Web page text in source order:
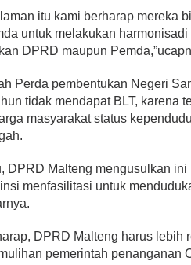
itu kami berharap mereka
untuk melakukan
DPRD maupun
Perda pembentukan Negeri
tidak mendapat BLT, karena
masyarakat status
DPRD Malteng mengusulkan
menfasilitasi untuk
DPRD Malteng harus lebih
pemerintah penanganan